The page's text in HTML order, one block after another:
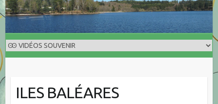
ILES BALÉARES